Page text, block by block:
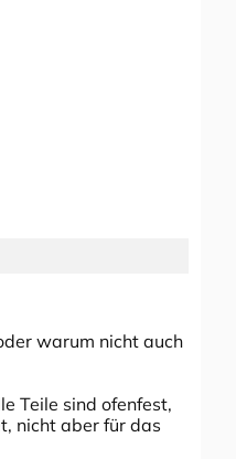
warum nicht auch
Teile sind ofenfest,
nicht aber für das